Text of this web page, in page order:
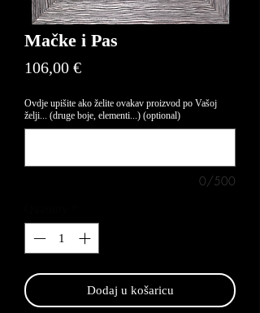
Mačke i Pas
106,00 €Price
Ovdje upišite ako želite ovakav proizvod po Vašoj
želji... (druge boje, elementi...) (optional)
0/500
Dodaj u košaricu